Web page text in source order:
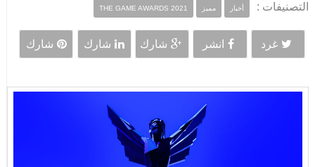
التصنيفات : أخبار مميز THE GAME AWARDS 2021
غرد انشر شارك شارك شارك